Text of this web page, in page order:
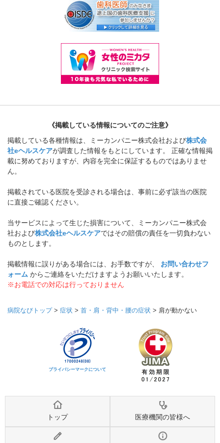
《掲載している情報についてのご注意》
掲載している各種情報は、ミーカンパニー株式会社および株式会
社eヘルスケアが調査した情報をもとにしています。 正確な情報掲
載に努めておりますが、内容を完全に保証するものではありませ
ん。
掲載されている医院を受診される場合は、事前に必ず該当の医院
に直接ご確認ください。
当サービスによって生じた損害について、ミーカンパニー株式会
社および株式会社eヘルスケアではその賠償の責任を一切負わない
ものとします。
掲載情報に誤りがある場合には、お手数ですが、 お問い合わせフ
ォーム からご連絡をいただけますようお願いいたします。
※お電話での対応は行っておりません
病院なびトップ> 症状 > 首・肩・背中・腰の症状 > 肩が動かない
プライバシーマークについて
トップ 医療機関の皆様へ